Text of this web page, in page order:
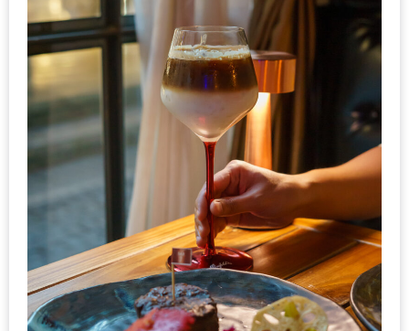
FACEBOOK
TIMELINE
OKTOBERFEST
ครั้ง
ที่
2
เทศกาล
เบียร์
ที่
ใหญ่
ที่สุด